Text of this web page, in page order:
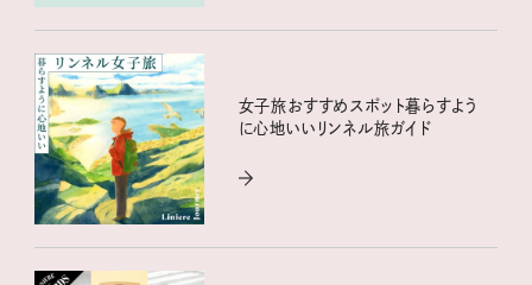
女子旅おすすめスポット暮らすよう
に心地いいリンネル旅ガイド